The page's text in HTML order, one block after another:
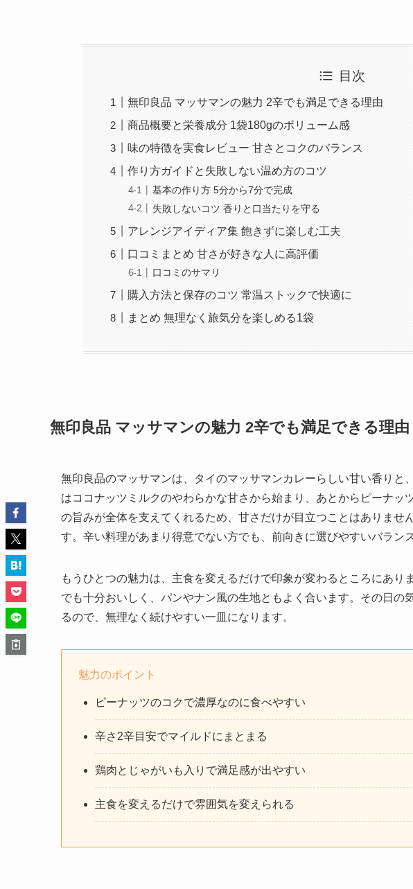
目次
無印良品 マッサマンの魅力 2辛でも満足できる理由
商品概要と栄養成分 1袋180gのボリューム感
味の特徴を実食レビュー 甘さとコクのバランス
作り方ガイドと失敗しない温め方のコツ
基本の作り方 5分から7分で完成
失敗しないコツ 香りと口当たりを守る
アレンジアイディア集 飽きずに楽しむ工夫
口コミまとめ 甘さが好きな人に高評価
口コミのサマリ
購入方法と保存のコツ 常温ストックで快適に
まとめ 無理なく旅気分を楽しめる1袋
無印良品 マッサマンの魅力 2辛でも満足できる理由
無印良品のマッサマンは、タイのマッサマンカレーらしい甘い香りと
はココナッツミルクのやわらかな甘さから始まり、あとからピーナッ
の旨みが全体を支えてくれるため、甘さだけが目立つことはありませ
す。辛い料理があまり得意でない方でも、前向きに選びやすいバラン
もうひとつの魅力は、主食を変えるだけで印象が変わるところにあり
でも十分おいしく、パンやナン風の生地ともよく合います。その日の
るので、無理なく続けやすい一皿になります。
魅力のポイント
ピーナッツのコクで濃厚なのに食べやすい
辛さ2辛目安でマイルドにまとまる
鶏肉とじゃがいも入りで満足感が出やすい
主食を変えるだけで雰囲気を変えられる